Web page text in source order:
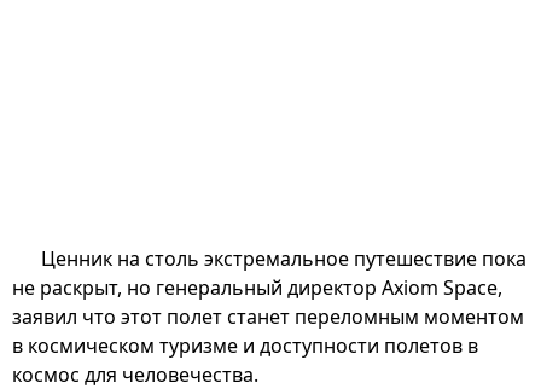
Ценник на столь экстремальное путешествие пока
не раскрыт, но генеральный директор Axiom Space,
заявил что этот полет станет переломным моментом
в космическом туризме и доступности полетов в
космос для человечества.